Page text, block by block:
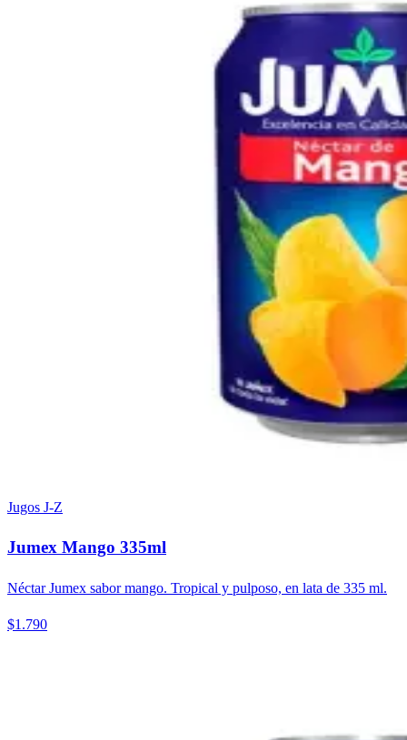
Jugos J-Z
Jumex Mango 335ml
Néctar Jumex sabor mango. Tropical y pulposo, en lata de 335 ml.
$1.790